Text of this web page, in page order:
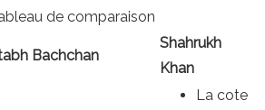
de comparaison
Bachchan
Shahrukh
Khan
La cote